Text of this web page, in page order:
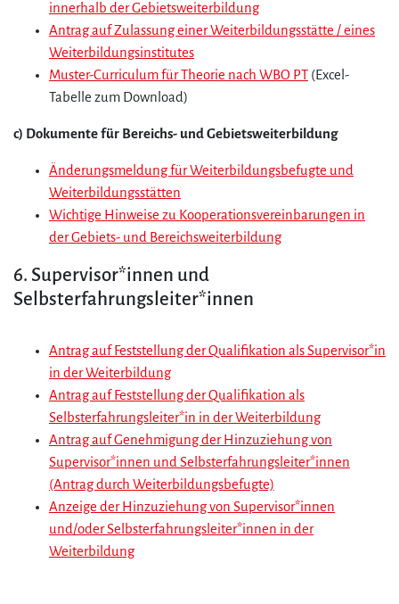
innerhalb der Gebietsweiterbildung
Antrag auf Zulassung einer Weiterbildungsstätte / eines
Weiterbildungsinstitutes
Muster-Curriculum für Theorie nach WBO PT (Excel-
Tabelle zum Download)
c) Dokumente für Bereichs- und Gebietsweiterbildung
Änderungsmeldung für Weiterbildungsbefugte und
Weiterbildungsstätten
Wichtige Hinweise zu Kooperationsvereinbarungen in
der Gebiets- und Bereichsweiterbildung
6. Supervisor*innen und
Selbsterfahrungsleiter*innen
Antrag auf Feststellung der Qualifikation als Supervisor*in
in der Weiterbildung
Antrag auf Feststellung der Qualifikation als
Selbsterfahrungsleiter*in in der Weiterbildung
Antrag auf Genehmigung der Hinzuziehung von
Supervisor*innen und Selbsterfahrungsleiter*innen
(Antrag durch Weiterbildungsbefugte)
Anzeige der Hinzuziehung von Supervisor*innen
und/oder Selbsterfahrungsleiter*innen in der
Weiterbildung